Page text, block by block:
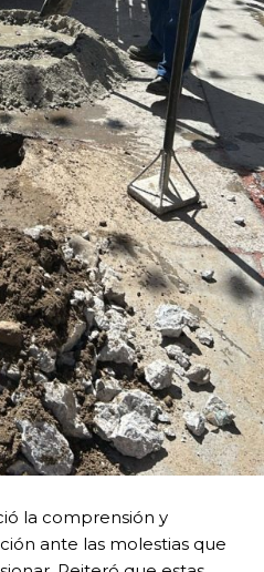
la comprensión y
ante las molestias que